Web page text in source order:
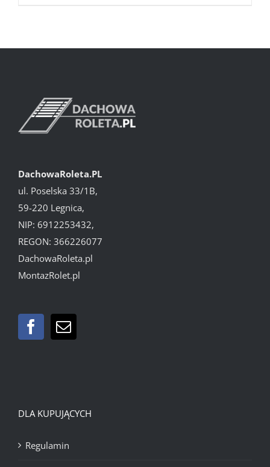
DachowaRoleta.PL
ul. Poselska 33/1B,
59-220 Legnica,
NIP: 6912253432,
REGON: 366226077
DachowaRoleta.pl
MontazRolet.pl
DLA KUPUJĄCYCH
Regulamin